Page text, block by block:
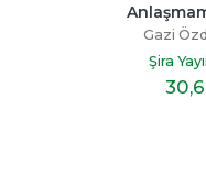
Gazi
Şira
30